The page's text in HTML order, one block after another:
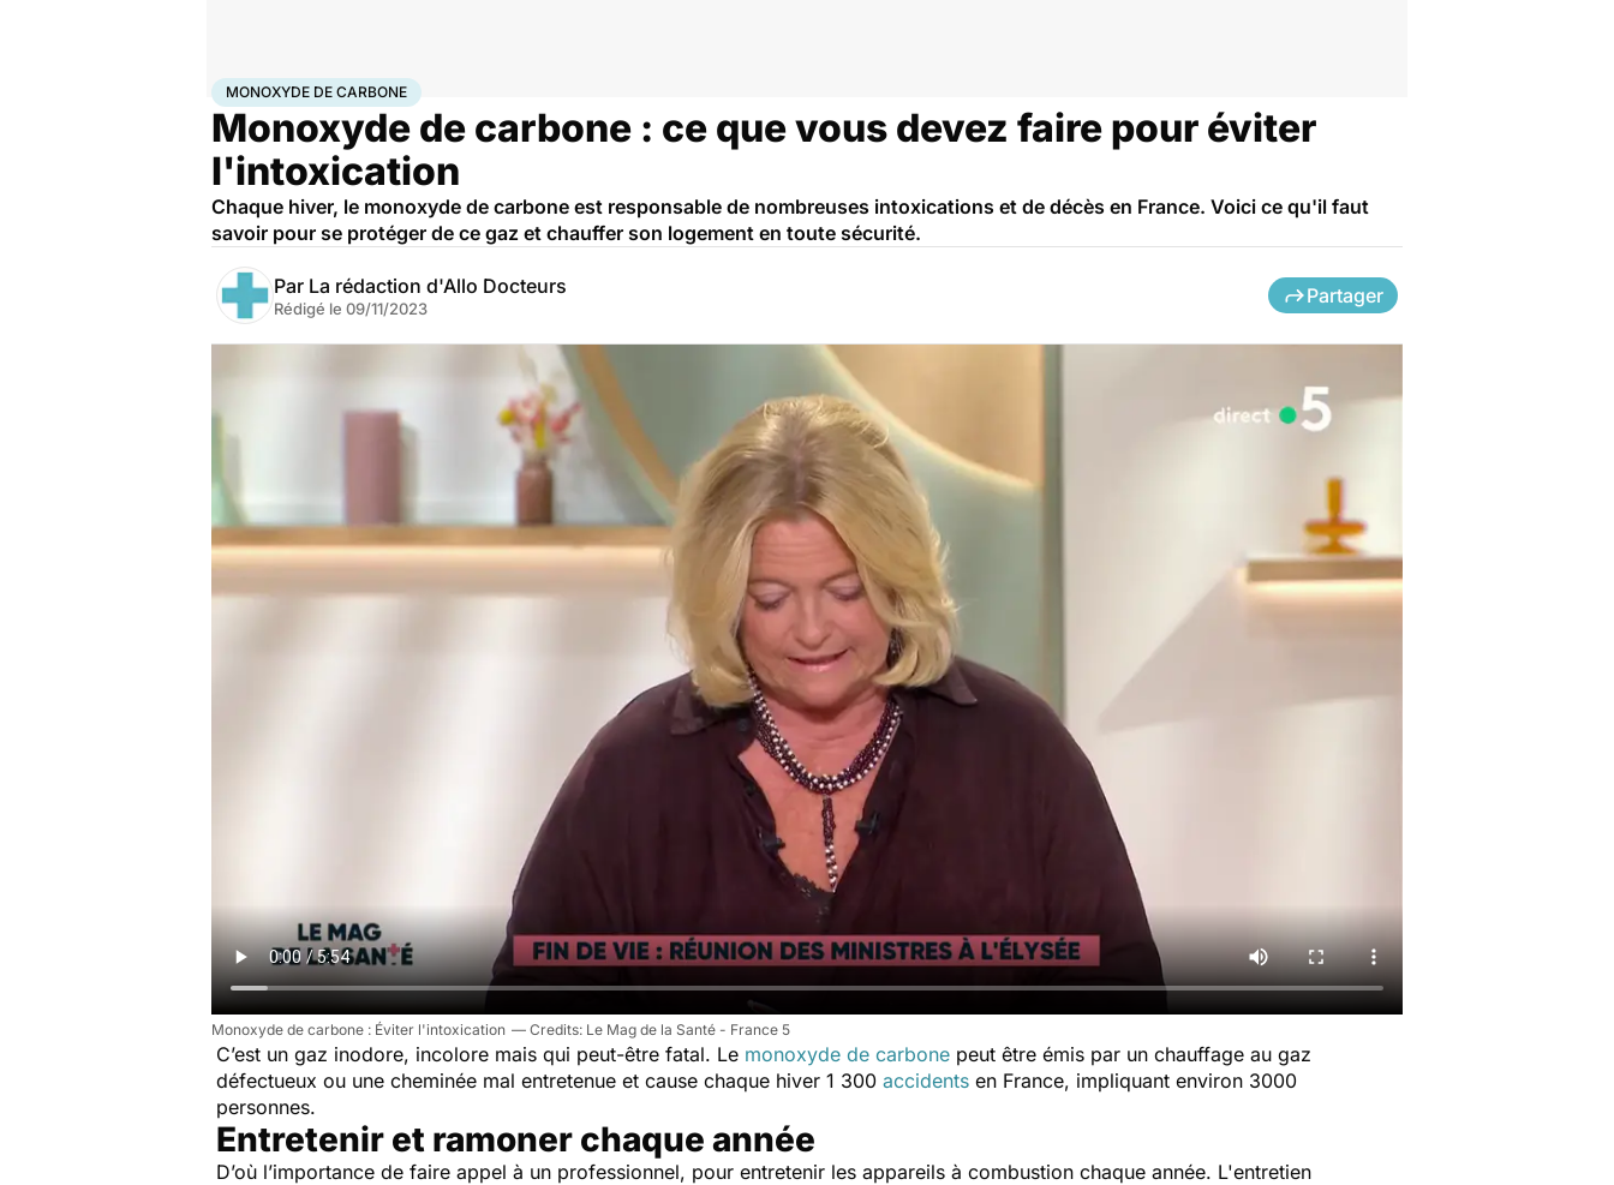
AccueilSantéSociétéSanté publique
MONOXYDE DE CARBONE
Monoxyde de carbone : ce que vous devez faire pour éviter
l'intoxication
Chaque hiver, le monoxyde de carbone est responsable de nombreuses intoxications et de décès en France. Voici ce qu'il faut
savoir pour se protéger de ce gaz et chauffer son logement en toute sécurité.
Par La rédaction d'Allo Docteurs
Rédigé le 09/11/2023
Partager
Monoxyde de carbone : Éviter l'intoxication Le Mag de la Santé - France 5
C’est un gaz inodore, incolore mais qui peut-être fatal. Le monoxyde de carbone peut être émis par un chauffage au gaz
défectueux ou une cheminée mal entretenue et cause chaque hiver 1 300 accidents en France, impliquant environ 3000
personnes.
Entretenir et ramoner chaque année
D’où l’importance de faire appel à un professionnel, pour entretenir les appareils à combustion chaque année. L'entretien